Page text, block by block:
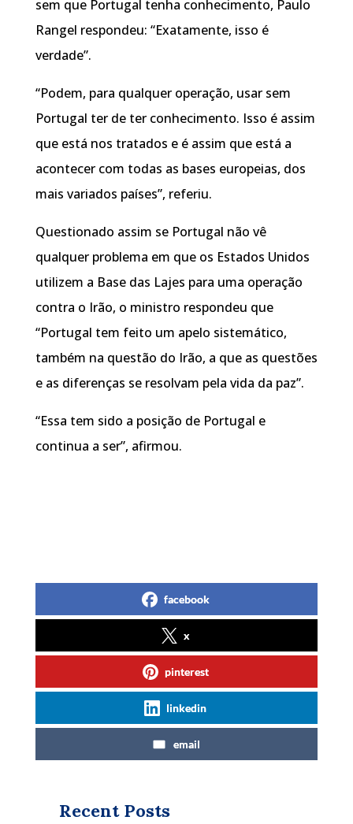
sem que Portugal tenha conhecimento, Paulo
Rangel respondeu: “Exatamente, isso é
verdade”.
“Podem, para qualquer operação, usar sem
Portugal ter de ter conhecimento. Isso é assim
que está nos tratados e é assim que está a
acontecer com todas as bases europeias, dos
mais variados países”, referiu.
Questionado assim se Portugal não vê
qualquer problema em que os Estados Unidos
utilizem a Base das Lajes para uma operação
contra o Irão, o ministro respondeu que
“Portugal tem feito um apelo sistemático,
também na questão do Irão, a que as questões
e as diferenças se resolvam pela vida da paz”.
“Essa tem sido a posição de Portugal e
continua a ser”, afirmou.
facebook
x
pinterest
linkedin
email
Recent Posts